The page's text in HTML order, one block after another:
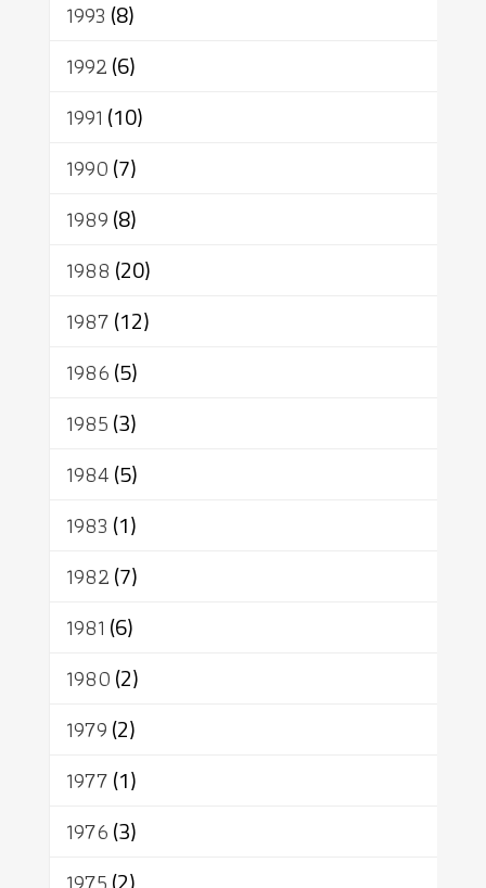
1993 (8)
1992(6)
1991 (10)
1990(7)
1989(8)
1988 (20)
1987(12)
1986(5)
1985(3)
1984(5)
1983 (1)
1982(7)
1981 (6)
1980(2)
1979(2)
1977(1)
1976(3)